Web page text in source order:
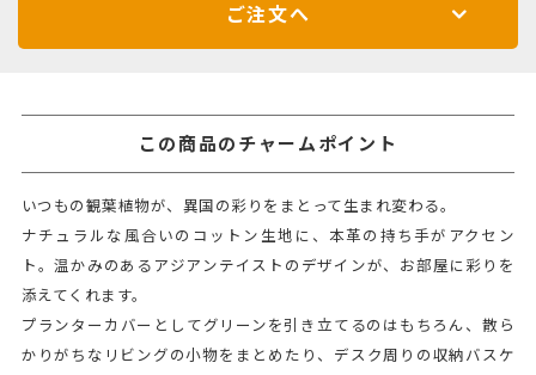
ご注文へ
この商品のチャームポイント
いつもの観葉植物が、異国の彩りをまとって生まれ変わる。
ナチュラルな風合いのコットン生地に、本革の持ち手がアクセン
ト。温かみのあるアジアンテイストのデザインが、お部屋に彩りを
添えてくれます。
プランターカバーとしてグリーンを引き立てるのはもちろん、散ら
かりがちなリビングの小物をまとめたり、デスク周りの収納バスケ